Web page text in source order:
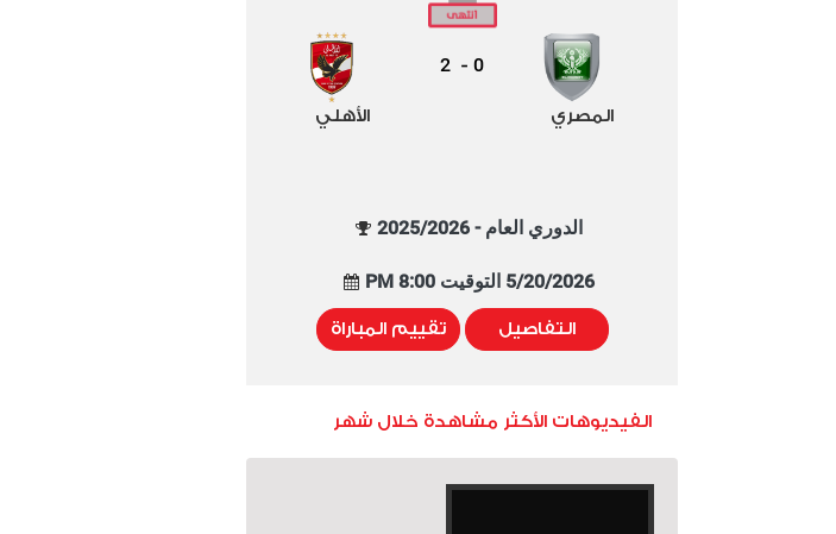
المصري
0
-
2
الأهلي
الدوري العام - 2025/2026
5/20/2026 التوقيت 8:00 PM
التفاصيل تقييم المباراة
الفيديوهات الأكثر مشاهدة خلال شهر